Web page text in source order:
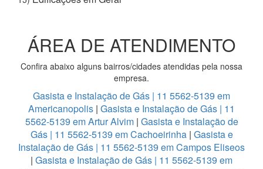
ÁREA DE ATENDIMENTO
Confira abaixo alguns bairros/cidades atendidas pela nossa
empresa.
Gasista e Instalação de Gás | 11 5562-5139 em
Americanopolis | Gasista e Instalação de Gás | 11
5562-5139 em Artur Alvim | Gasista e Instalação de
Gás | 11 5562-5139 em Cachoeirinha| Gasista e
Instalação de Gás | 11 5562-5139 em Campos Eliseos
| Gasista e Instalação de Gás | 11 5562-5139 em